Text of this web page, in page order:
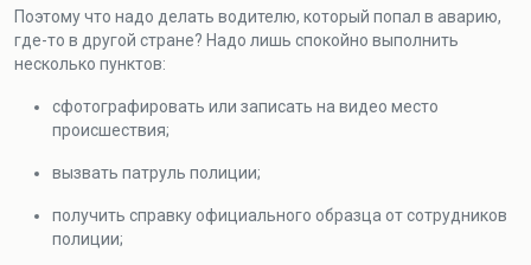
Поэтому что надо делать водителю, который попал в аварию,
где-то в другой стране? Надо лишь спокойно выполнить
несколько пунктов:
сфотографировать или записать на видео место
происшествия;
вызвать патруль полиции;
получить справку официального образца от сотрудников
полиции;